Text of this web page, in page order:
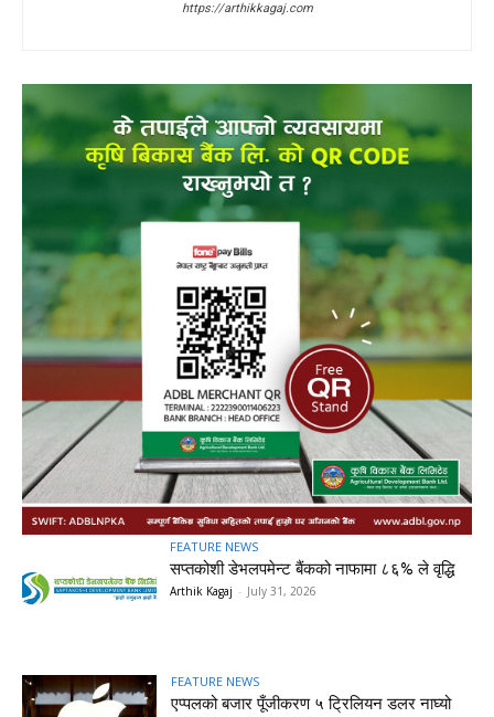
https://arthikkagaj.com
FEATURE NEWS
सप्तकोशी डेभलपमेन्ट बैंकको नाफामा ८६% ले वृद्धि
Arthik Kagaj - July 31, 2026
FEATURE NEWS
एप्पलको बजार पूँजीकरण ५ ट्रिलियन डलर नाघ्यो